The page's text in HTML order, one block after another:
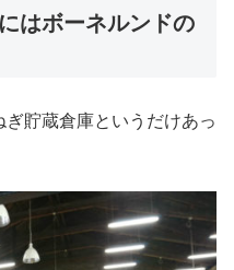
はボーネルンドの
貯蔵倉庫というだけあっ